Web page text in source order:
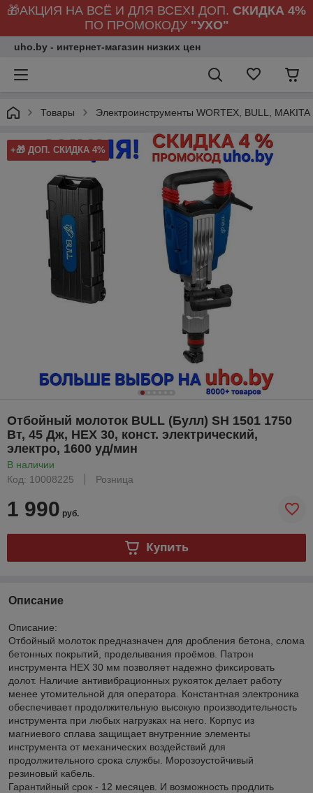
🎁АКЦИЯ НА ВСЁ И ДЛЯ ВСЕХ! ДОП. СКИДКА 4%
ПО ПРОМОКОДУ "УХО"
uho.by - интернет-магазин низких цен
Товары Электроинструменты WORTEX, BULL, MAKITA
+🎁 ДОП. СКИДКА 4%
Отбойный молоток BULL (Булл) SH 1501 1750
Вт, 45 Дж, HEX 30, конст. электрический,
электро, 1600 уд/мин
В наличии
Код: 10008225
Розница
1 990 руб.
Купить
Описание
Описание:
Отбойный молоток предназначен для дробления бетона, слома
бетонных покрытий, проделывания проёмов. Патрон
инструмента НЕХ 30 мм позволяет надежно фиксировать
долот. Наличие антивибрационных рукояток делает работу
менее утомительной для оператора. Константная электроника
обеспечивает продолжительную высокую производительность
инструмента при любых нагрузках на него. Корпус из
магниевого сплава защищает внутренние элементы
инструмента от механических воздействий для
продолжительного срока службы. Морозоустойчивый
резиновый кабель.
Гарантийный срок - 12 месяцев. И возможность продлить